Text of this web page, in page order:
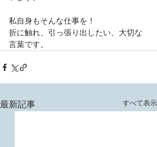
私自身もそんな仕事を！
折に触れ、引っ張り出したい、大切な
言葉です。
最新記事 すべて表示